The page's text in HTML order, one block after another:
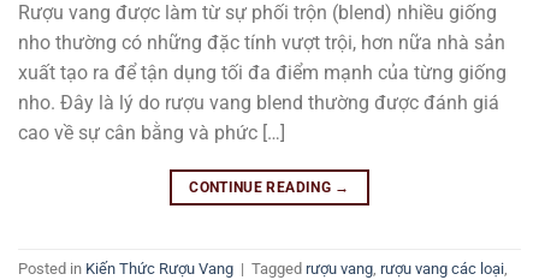
Rượu vang được làm từ sự phối trộn (blend) nhiều giống
nho thường có những đặc tính vượt trội, hơn nữa nhà sản
xuất tạo ra để tận dụng tối đa điểm mạnh của từng giống
nho. Đây là lý do rượu vang blend thường được đánh giá
cao về sự cân bằng và phức […]
CONTINUE READING →
Posted in Kiến Thức Rượu Vang | Tagged rượu vang, rượu vang các loại,